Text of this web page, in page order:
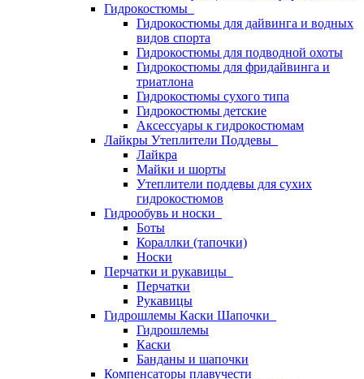
Гидрокостюмы
Гидрокостюмы для дайвинга и водных
видов спорта
Гидрокостюмы для подводной охоты
Гидрокостюмы для фридайвинга и
триатлона
Гидрокостюмы сухого типа
Гидрокостюмы детские
Аксессуары к гидрокостюмам
Лайкры Утеплители Поддевы
Лайкра
Майки и шорты
Утеплители поддевы для сухих
гидрокостюмов
Гидрообувь и носки
Боты
Кораллки (тапочки)
Носки
Перчатки и рукавицы
Перчатки
Рукавицы
Гидрошлемы Каски Шапочки
Гидрошлемы
Каски
Банданы и шапочки
Компенсаторы плавучести